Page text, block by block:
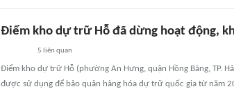
Điểm kho dự trữ Hỗ đã dừng hoạt động,
5 liên quan
Điểm kho dự trữ Hỗ (phường An Hưng, quận Hồng Bàng, TP.
được sử dụng để bảo quản hàng hóa dự trữ quốc gia từ năm